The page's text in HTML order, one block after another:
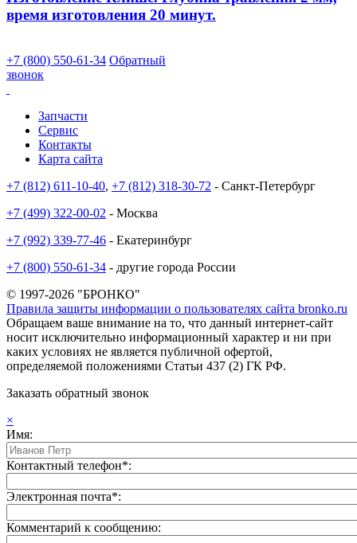
время изготовления 20 минут.
+7 (800) 550-61-34 Обратный
звонок
Запчасти
Сервис
Контакты
Карта сайта
+7 (812) 611-10-40, +7 (812) 318-30-72 - Санкт-Петербург
+7 (499) 322-00-02 - Москва
+7 (992) 339-77-46 - Екатеринбург
+7 (800) 550-61-34 - другие города России
© 1997-2026 "БРОНКО"
Правила защиты информации о пользователях сайта bronko.ru
Обращаем ваше внимание на то, что данный интернет-сайт
носит исключительно информационный характер и ни при
каких условиях не является публичной офертой,
определяемой положениями Статьи 437 (2) ГК РФ.
Заказать обратный звонок
×
Имя:
Контактный телефон*:
Электронная почта*:
Комментарий к сообщению: